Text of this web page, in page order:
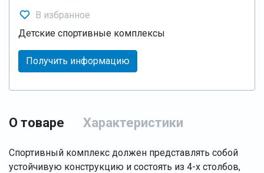
В избранное
Детские спортивные комплексы
Получить информацию
О товаре Характеристики
Спортивный комплекс должен представлять собой
устойчивую конструкцию и состоять из 4-х столбов,